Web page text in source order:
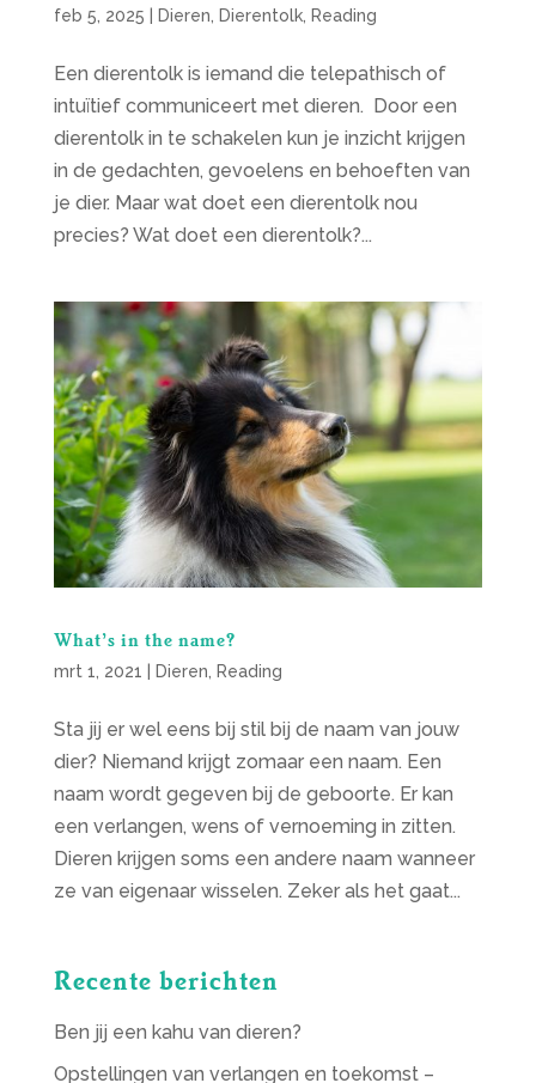
feb 5, 2025 Dieren Dierentolk, Reading
Een dierentolk is iemand die telepathisch of
intuïtief communiceert met dieren. Door een
dierentolk in te schakelen kun je inzicht krijgen
in de gedachten, gevoelens en behoeften van
je dier. Maar wat doet een dierentolk nou
precies? Wat doet een dierentolk?...
What’s in the name?
mrt 1, 2021 Dieren Reading
Sta jij er wel eens bij stil bij de naam van jouw
dier? Niemand krijgt zomaar een naam. Een
naam wordt gegeven bij de geboorte. Er kan
een verlangen, wens of vernoeming in zitten.
Dieren krijgen soms een andere naam wanneer
ze van eigenaar wisselen. Zeker als het gaat...
Recente berichten
Ben jij een kahu van dieren?
Opstellingen van verlangen en toekomst –